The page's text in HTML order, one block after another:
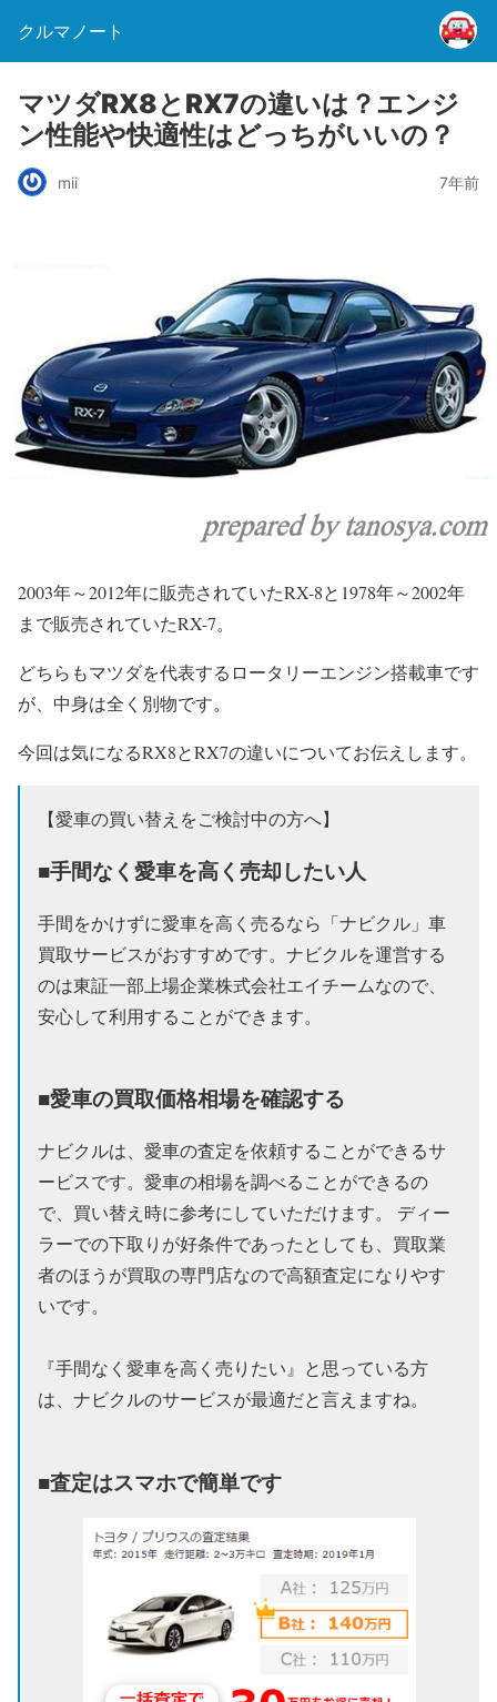
クルマノート
マツダRX8とRX7の違いは？エンジ
ン性能や快適性はどっちがいいの？
mii 7年前
2003年～2012年に販売されていたRX-8と1978年～2002年
まで販売されていたRX-7。
どちらもマツダを代表するロータリーエンジン搭載車です
が、中身は全く別物です。
今回は気になるRX8とRX7の違いについてお伝えします。
【愛車の買い替えをご検討中の方へ】
■手間なく愛車を高く売却したい人
手間をかけずに愛車を高く売るなら「ナビクル」車
買取サービスがおすすめです。ナビクルを運営する
のは東証一部上場企業株式会社エイチームなので、
安心して利用することができます。
■愛車の買取価格相場を確認する
ナビクルは、愛車の査定を依頼することができるサ
ービスです。愛車の相場を調べることができるの
で、買い替え時に参考にしていただけます。 ディー
ラーでの下取りが好条件であったとしても、買取業
者のほうが買取の専門店なので高額査定になりやす
いです。
『手間なく愛車を高く売りたい』と思っている方
は、ナビクルのサービスが最適だと言えますね。
■査定はスマホで簡単です